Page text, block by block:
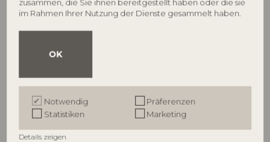
zusammen, die Sie ihnen bereitgestellt haben oder die sie
im Rahmen Ihrer Nutzung der Dienste gesammelt haben.
OK
Notwendig
Präferenzen
Statistiken
Marketing
Details zeigen
€ 199,00
Andere Kunden kauften auch